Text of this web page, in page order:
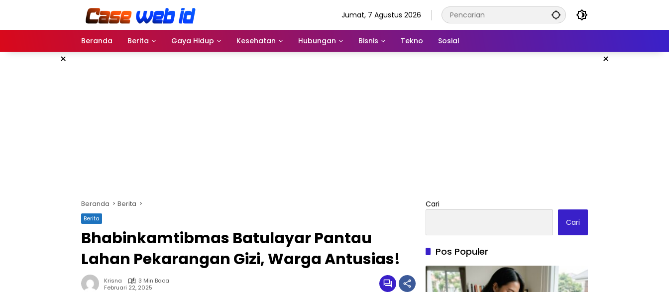
Jumat, 7 Agustus 2026
Beranda Berita Gaya Hidup Kesehatan Hubungan Bisnis Tekno Sosial
× ×
Beranda Berita
Berita
Bhabinkamtibmas Batulayar Pantau
Lahan Pekarangan Gizi, Warga Antusias!
Krisna
3 Min Baca
Februari 22, 2025
Cari
Cari
Pos Populer